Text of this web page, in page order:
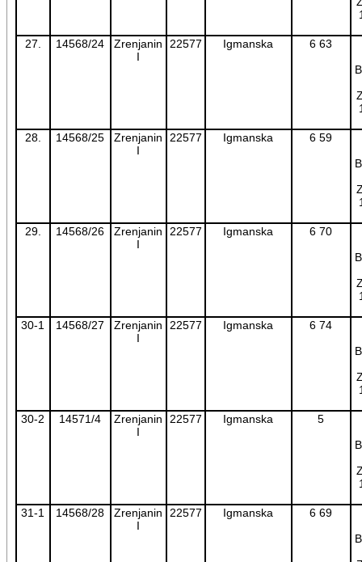
27. 14568/24
Zrenjanin
I
22577 Igmanska
6 63
28. 14568/25
Zrenjanin
I
22577 Igmanska
6 59
29. 14568/26
Zrenjanin
I
22577 Igmanska
6 70
30-1 14568/27
Zrenjanin
I
22577 Igmanska
6 74
30-2 14571/4
Zrenjanin
I
22577 Igmanska
5
31-1 14568/28
Zrenjanin
I
22577 Igmanska
6 69